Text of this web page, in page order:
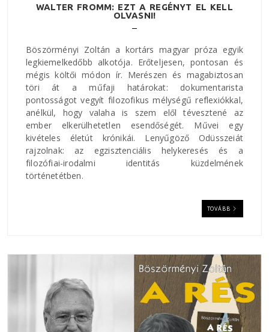
WALTER FROMM: EZT A REGÉNYT EL KELL
OLVASNI!
Böszörményi Zoltán a kortárs magyar próza egyik
legkiemelkedőbb alkotója. Erőteljesen, pontosan és
mégis költői módon ír. Merészen és magabiztosan
töri át a műfaji határokat: dokumentarista
pontosságot vegyít filozofikus mélységű reflexiókkal,
anélkül, hogy valaha is szem elől tévesztené az
ember elkerülhetetlen esendőségét. Művei egy
kivételes életút krónikái. Lenyűgöző Odüsszeiát
rajzolnak: az egzisztenciális helykeresés és a
filozófiai-irodalmi identitás küzdelmének
történetétben.
TOVÁBB